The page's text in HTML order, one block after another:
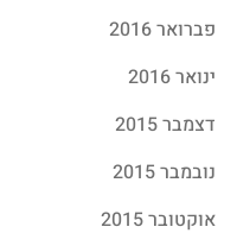
פברואר 2016
ינואר 2016
דצמבר 2015
נובמבר 2015
אוקטובר 2015